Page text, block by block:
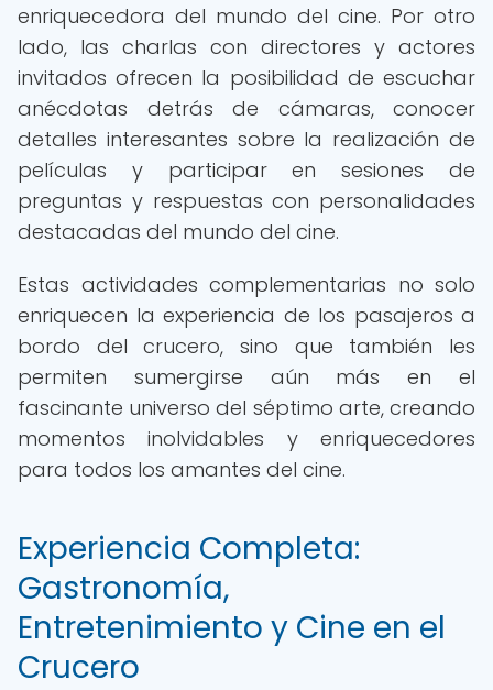
enriquecedora del mundo del cine. Por otro
lado, las charlas con directores y actores
invitados ofrecen la posibilidad de escuchar
anécdotas detrás de cámaras, conocer
detalles interesantes sobre la realización de
películas y participar en sesiones de
preguntas y respuestas con personalidades
destacadas del mundo del cine.
Estas actividades complementarias no solo
enriquecen la experiencia de los pasajeros a
bordo del crucero, sino que también les
permiten sumergirse aún más en el
fascinante universo del séptimo arte, creando
momentos inolvidables y enriquecedores
para todos los amantes del cine.
Experiencia Completa:
Gastronomía,
Entretenimiento y Cine en el
Crucero